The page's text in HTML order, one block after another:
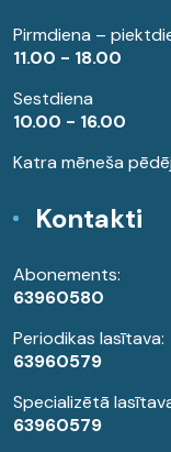
Pirmdiena –
11.00 - 18.00
Sestdiena
10.00 - 16.00
Katra mēneša
Kontakti
Abonements:
63960580
Periodikas lasītava:
63960579
Specializētā
63960579